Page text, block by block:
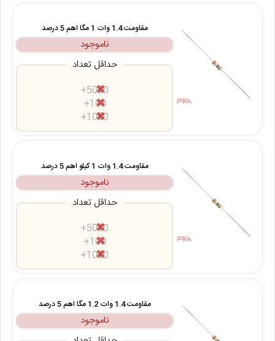
مقاومت 1.4 وات 1 مگا اهم 5 درصد
ناموجود
حداقل تعداد
5000+
100+
1000+
مقاومت 1.4 وات 1 کیلو اهم 5 درصد
ناموجود
حداقل تعداد
5000+
100+
1000+
مقاومت 1.4 وات 1.2 مگا اهم 5 درصد
ناموجود